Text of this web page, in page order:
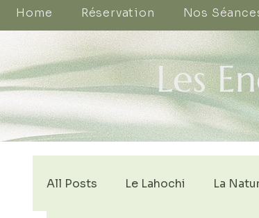
Les
All Posts Le Lahochi La
Home Réservation Nos